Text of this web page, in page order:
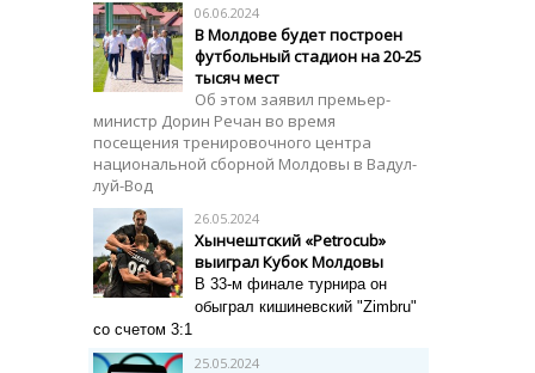
06.06.2024
В Молдове будет построен
футбольный стадион на 20-25
тысяч мест
Об этом заявил премьер-
министр Дорин Речан во время
посещения тренировочного центра
национальной сборной Молдовы в Вадул-
луй-Вод
26.05.2024
Хынчештский «Petrocub»
выиграл Кубок Молдовы
В 33-м финале турнира он
обыграл кишиневский "Zimbru"
со счетом 3:1
25.05.2024